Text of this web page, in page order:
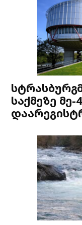
საქმეზე მე-